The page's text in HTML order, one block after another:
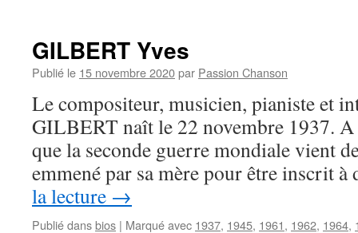
GILBERT Yves
Publié le 15 novembre 2020par Passion Chanson
Le compositeur, musicien, pianiste et
GILBERT naît le 22 novembre 1937. A
que la seconde guerre mondiale vient
emmené par sa mère pour être inscrit
la lecture →
Publié dansbios | Marqué avec 1937, 1945, 1961, 1962, 1964,